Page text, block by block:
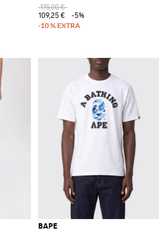
115,00 €
109,25 €
-5%
BAPE